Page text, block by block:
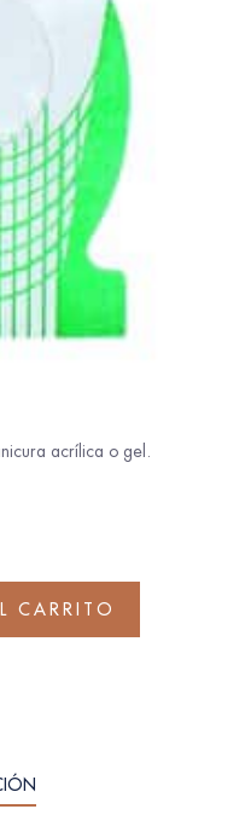
acrílica o gel.
CARRITO